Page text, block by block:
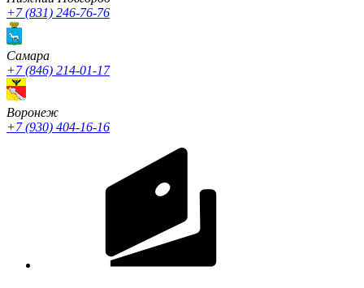
+7 (831) 246-76-76
Cамара
+7 (846) 214-01-17
Воронеж
+7 (930) 404-16-16